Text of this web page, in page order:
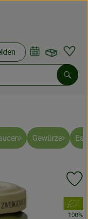
oder
Gewürze
, Verband:
100%